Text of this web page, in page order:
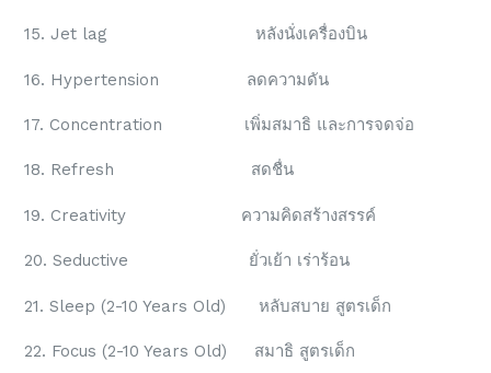
15. Jet lag หลังนั่งเครื่องบิน
16. Hypertension ลดความดัน
17. Concentration เพิ่มสมาธิ และการจดจ่อ
18. Refresh สดชื่น
19. Creativity ความคิดสร้างสรรค์
20. Seductive ยั่วเย้า เร่าร้อน
21. Sleep (2-10 Years Old) หลับสบาย สูตรเด็ก
22. Focus (2-10 Years Old) สมาธิ สูตรเด็ก